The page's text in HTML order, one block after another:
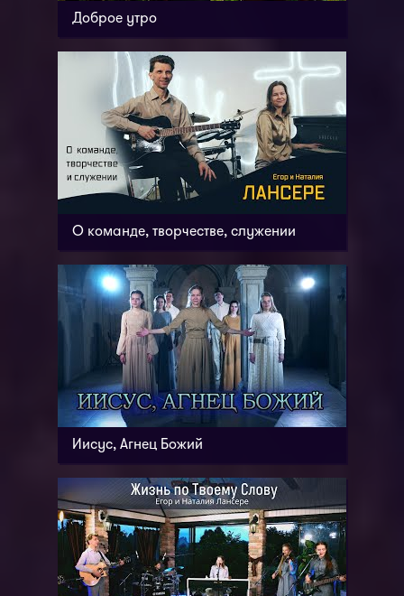
Доброе утро
О команде, творчестве, служении
Иисус, Агнец Божий